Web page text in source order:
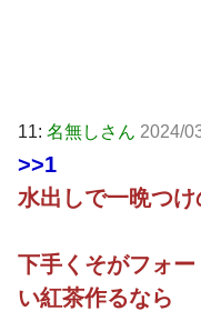
11: 名無しさん 2024/
>>1
水出しで一晩つ
下手くそがフォ
い紅茶作るなら